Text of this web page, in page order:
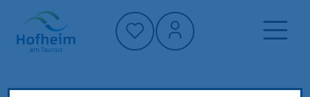
Startseite"